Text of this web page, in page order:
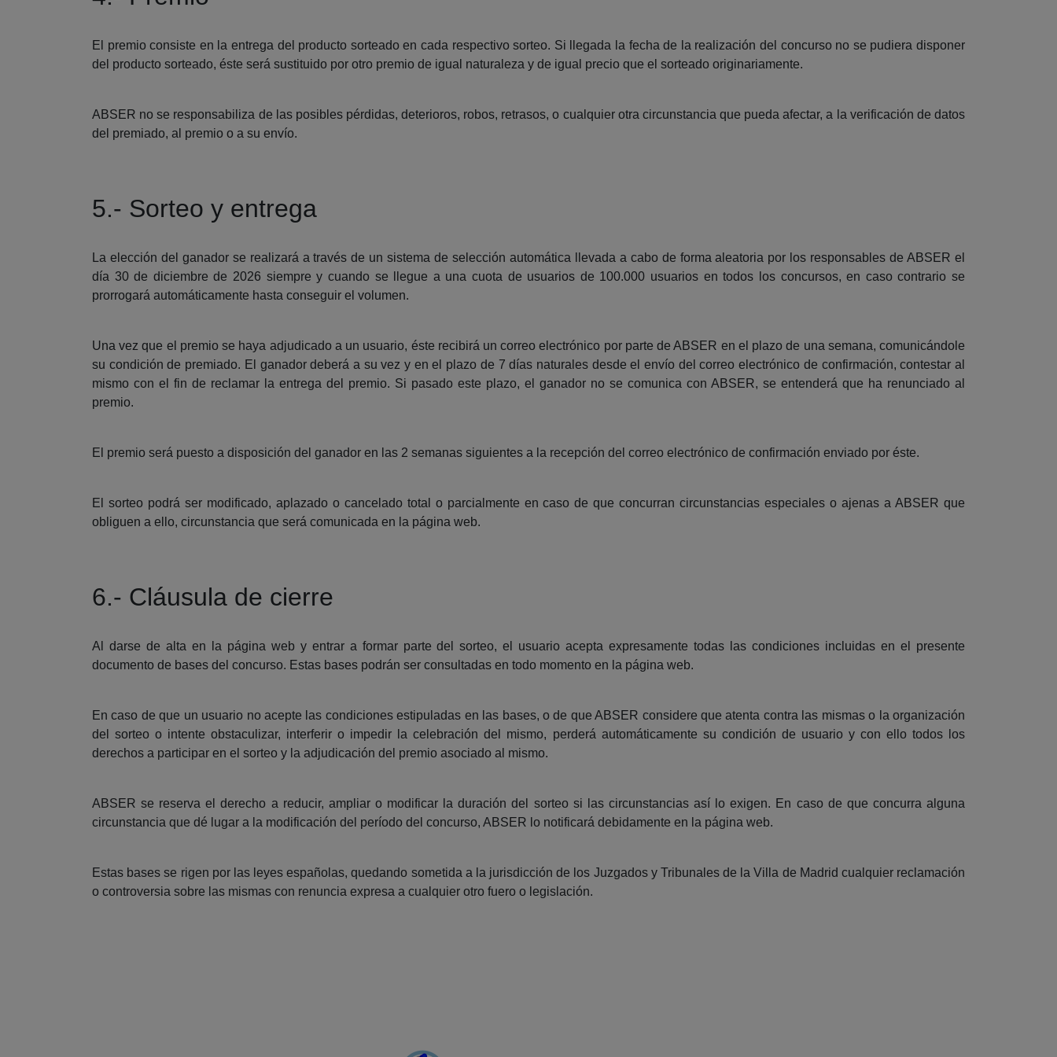
El premio consiste en la entrega del producto sorteado en cada respectivo sorteo. Si llegada la fecha de la realización del concurso no se pudiera disponer
del producto sorteado, éste será sustituido por otro premio de igual naturaleza y de igual precio que el sorteado originariamente.
ABSER no se responsabiliza de las posibles pérdidas, deterioros, robos, retrasos, o cualquier otra circunstancia que pueda afectar, a la verificación de datos
del premiado, al premio o a su envío.
5.- Sorteo y entrega
La elección del ganador se realizará a través de un sistema de selección automática llevada a cabo de forma aleatoria por los responsables de ABSER el
día 30 de diciembre de 2026 siempre y cuando se llegue a una cuota de usuarios de 100.000 usuarios en todos los concursos, en caso contrario se
prorrogará automáticamente hasta conseguir el volumen.
Una vez que el premio se haya adjudicado a un usuario, éste recibirá un correo electrónico por parte de ABSER en el plazo de una semana, comunicándole
su condición de premiado. El ganador deberá a su vez y en el plazo de 7 días naturales desde el envío del correo electrónico de confirmación, contestar al
mismo con el fin de reclamar la entrega del premio. Si pasado este plazo, el ganador no se comunica con ABSER, se entenderá que ha renunciado al
premio.
El premio será puesto a disposición del ganador en las 2 semanas siguientes a la recepción del correo electrónico de confirmación enviado por éste.
El sorteo podrá ser modificado, aplazado o cancelado total o parcialmente en caso de que concurran circunstancias especiales o ajenas a ABSER que
obliguen a ello, circunstancia que será comunicada en la página web.
6.- Cláusula de cierre
Al darse de alta en la página web y entrar a formar parte del sorteo, el usuario acepta expresamente todas las condiciones incluidas en el presente
documento de bases del concurso. Estas bases podrán ser consultadas en todo momento en la página web.
En caso de que un usuario no acepte las condiciones estipuladas en las bases, o de que ABSER considere que atenta contra las mismas o la organización
del sorteo o intente obstaculizar, interferir o impedir la celebración del mismo, perderá automáticamente su condición de usuario y con ello todos los
derechos a participar en el sorteo y la adjudicación del premio asociado al mismo.
ABSER se reserva el derecho a reducir, ampliar o modificar la duración del sorteo si las circunstancias así lo exigen. En caso de que concurra alguna
circunstancia que dé lugar a la modificación del período del concurso, ABSER lo notificará debidamente en la página web.
Estas bases se rigen por las leyes españolas, quedando sometida a la jurisdicción de los Juzgados y Tribunales de la Villa de Madrid cualquier reclamación
o controversia sobre las mismas con renuncia expresa a cualquier otro fuero o legislación.